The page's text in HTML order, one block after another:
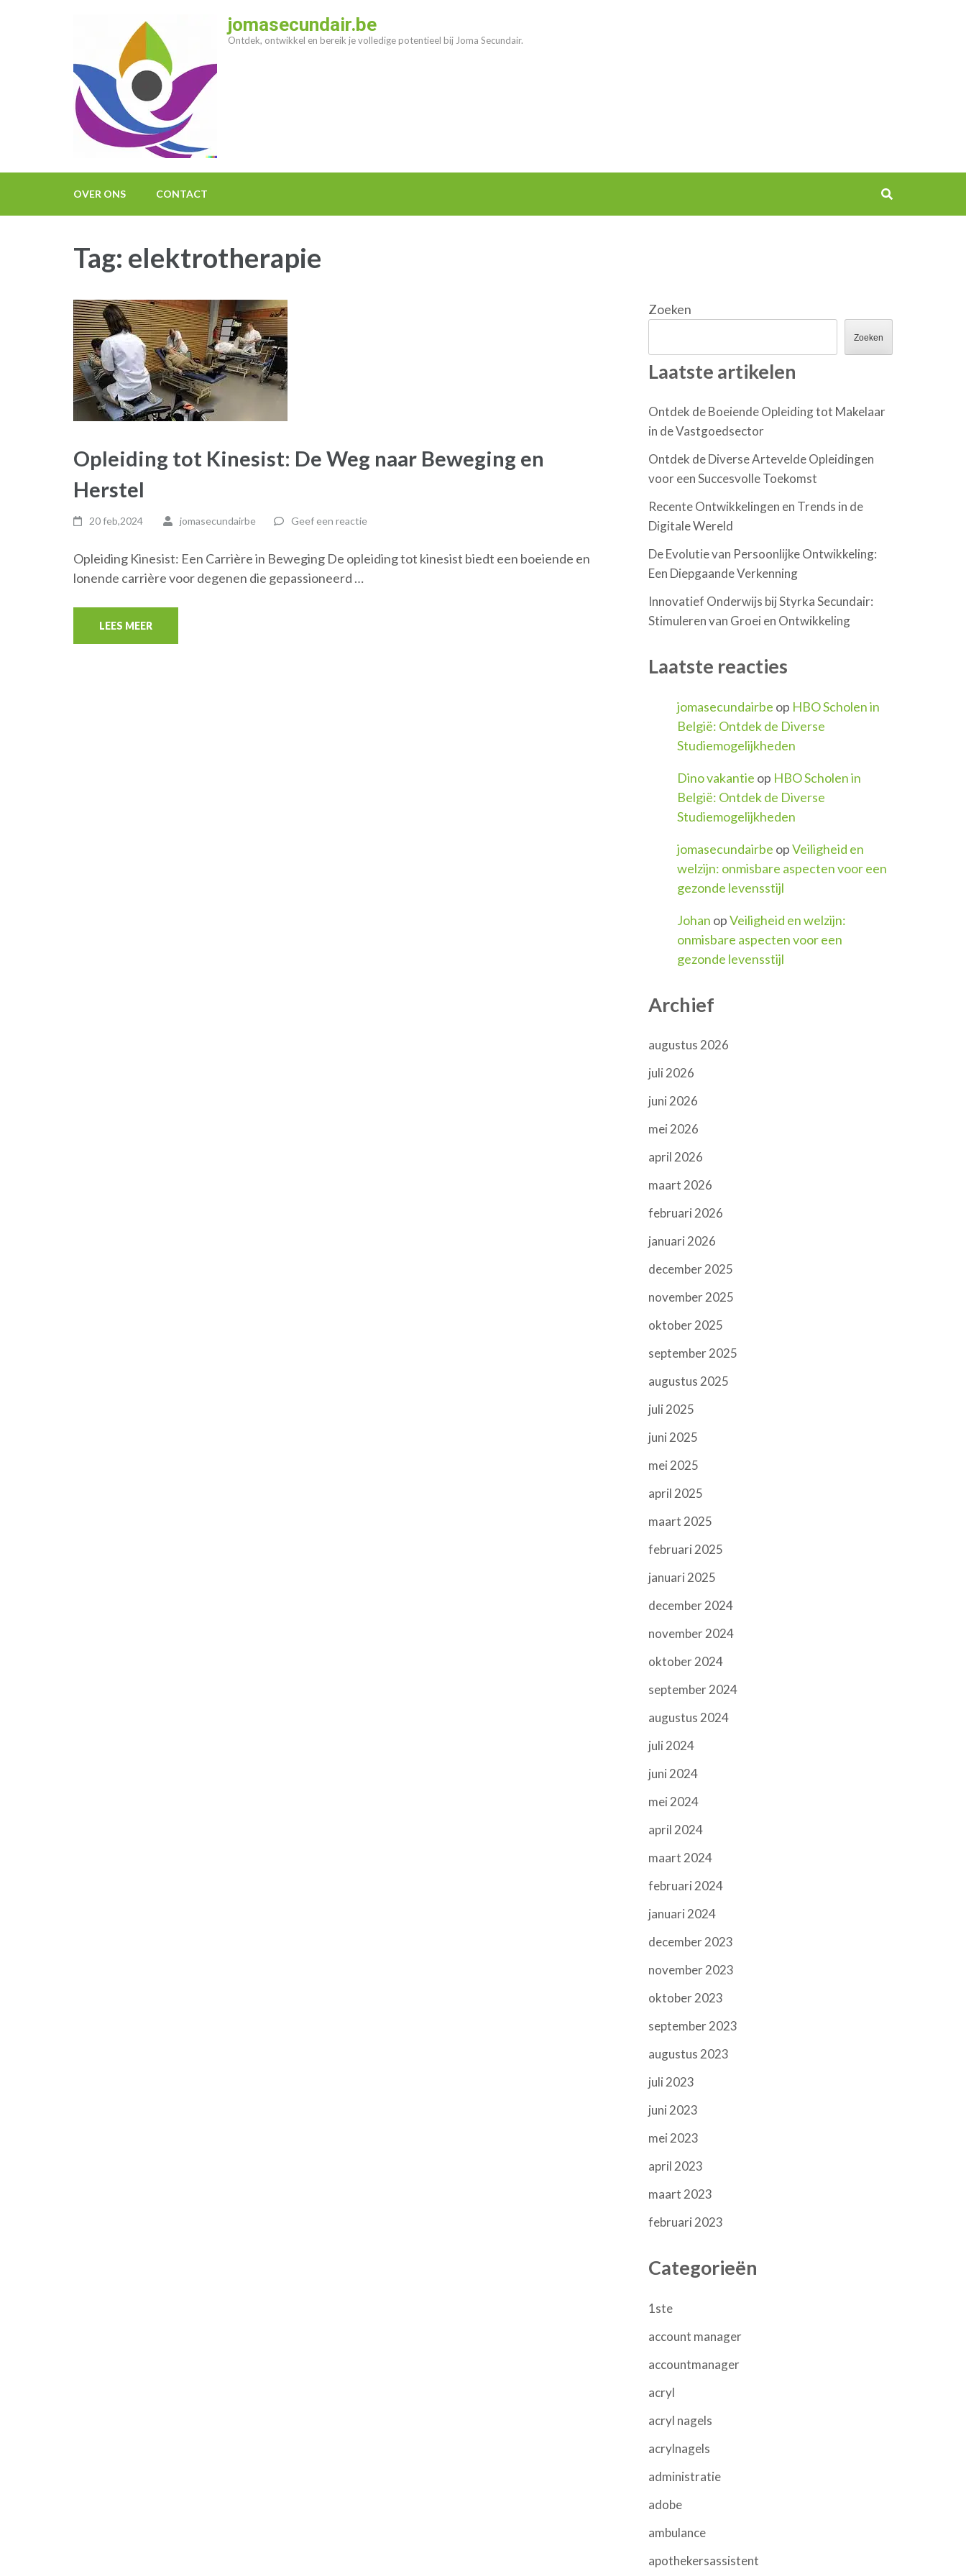
jomasecundair.be
Ontdek, ontwikkel en bereik je volledige potentieel bij Joma Secundair.
OVER ONS CONTACT
Tag: elektrotherapie
Opleiding tot Kinesist: De Weg naar Beweging en
Herstel
20 feb,2024 jomasecundairbe Geef een reactie
Opleiding Kinesist: Een Carrière in Beweging De opleiding tot kinesist biedt een boeiende en
lonende carrière voor degenen die gepassioneerd …
LEES MEER
Zoeken
Zoeken
Laatste artikelen
Ontdek de Boeiende Opleiding tot Makelaar
in de Vastgoedsector
Ontdek de Diverse Artevelde Opleidingen
voor een Succesvolle Toekomst
Recente Ontwikkelingen en Trends in de
Digitale Wereld
De Evolutie van Persoonlijke Ontwikkeling:
Een Diepgaande Verkenning
Innovatief Onderwijs bij Styrka Secundair:
Stimuleren van Groei en Ontwikkeling
Laatste reacties
jomasecundairbe op HBO Scholen in
België: Ontdek de Diverse
Studiemogelijkheden
Dino vakantie op HBO Scholen in
België: Ontdek de Diverse
Studiemogelijkheden
jomasecundairbe opVeiligheid en
welzijn: onmisbare aspecten voor een
gezonde levensstijl
Johan opVeiligheid en welzijn:
onmisbare aspecten voor een
gezonde levensstijl
Archief
augustus 2026
juli 2026
juni 2026
mei 2026
april 2026
maart 2026
februari 2026
januari 2026
december 2025
november 2025
oktober 2025
september 2025
augustus 2025
juli 2025
juni 2025
mei 2025
april 2025
maart 2025
februari 2025
januari 2025
december 2024
november 2024
oktober 2024
september 2024
augustus 2024
juli 2024
juni 2024
mei 2024
april 2024
maart 2024
februari 2024
januari 2024
december 2023
november 2023
oktober 2023
september 2023
augustus 2023
juli 2023
juni 2023
mei 2023
april 2023
maart 2023
februari 2023
Categorieën
1ste
account manager
accountmanager
acryl
acryl nagels
acrylnagels
administratie
adobe
ambulance
apothekersassistent